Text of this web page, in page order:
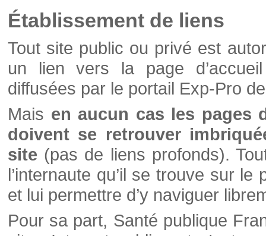
Établissement de liens
Tout site public ou privé est
un lien vers la page
diffusées par le portail Exp-Pro
Mais en aucun cas les pages
doivent se retrouver
site (pas de liens profonds).
l’internaute qu’il se trouve sur
et lui permettre d’y naviguer
Pour sa part, Santé publique